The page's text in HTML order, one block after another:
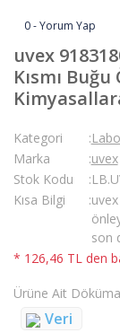
0 - Yorum Yap
uvex
Kısmı
Kategori
Marka
uvex
Stok Kodu
Kısa Bilgi
son
* 126,46 TL den
Ürüne Ait
Veri